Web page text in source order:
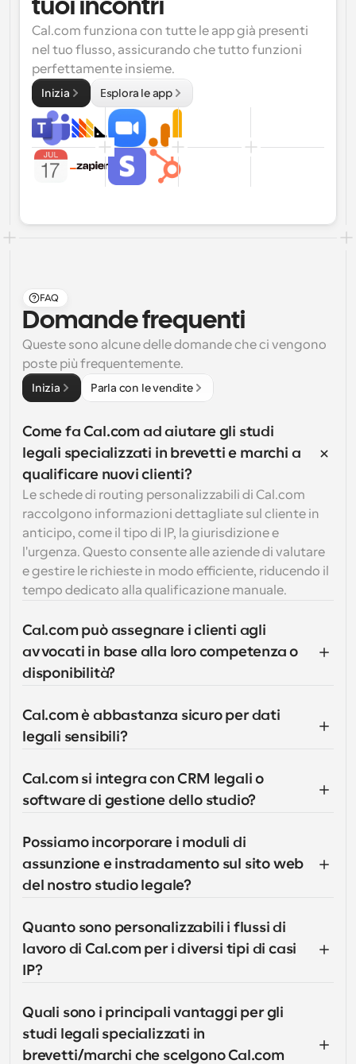
tuoi incontri
Cal.com funziona con tutte le app già presenti
nel tuo flusso, assicurando che tutto funzioni
perfettamente insieme.
Inizia Esplora le app
FAQ
Domande frequenti
Queste sono alcune delle domande che ci vengono
poste più frequentemente.
Inizia Parla con le vendite
Come fa Cal.com ad aiutare gli studi
legali specializzati in brevetti e marchi a
qualificare nuovi clienti?
Le schede di routing personalizzabili di Cal.com
raccolgono informazioni dettagliate sul cliente in
anticipo, come il tipo di IP, la giurisdizione e
l'urgenza. Questo consente alle aziende di valutare
e gestire le richieste in modo efficiente, riducendo il
tempo dedicato alla qualificazione manuale.
Cal.com può assegnare i clienti agli
avvocati in base alla loro competenza o
disponibilità?
Cal.com è abbastanza sicuro per dati
legali sensibili?
Cal.com si integra con CRM legali o
software di gestione dello studio?
Possiamo incorporare i moduli di
assunzione e instradamento sul sito web
del nostro studio legale?
Quanto sono personalizzabili i flussi di
lavoro di Cal.com per i diversi tipi di casi
IP?
Quali sono i principali vantaggi per gli
studi legali specializzati in
brevetti/marchi che scelgono Cal.com